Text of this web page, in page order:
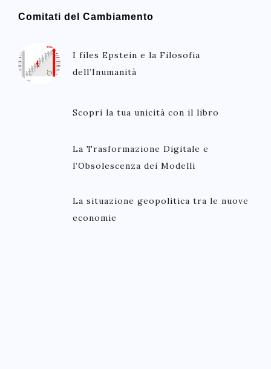
Comitati del Cambiamento
I files Epstein e la Filosofia
dell’Inumanità
Scopri la tua unicità con il libro
La Trasformazione Digitale e
l’Obsolescenza dei Modelli
La situazione geopolitica tra le nuove
economie